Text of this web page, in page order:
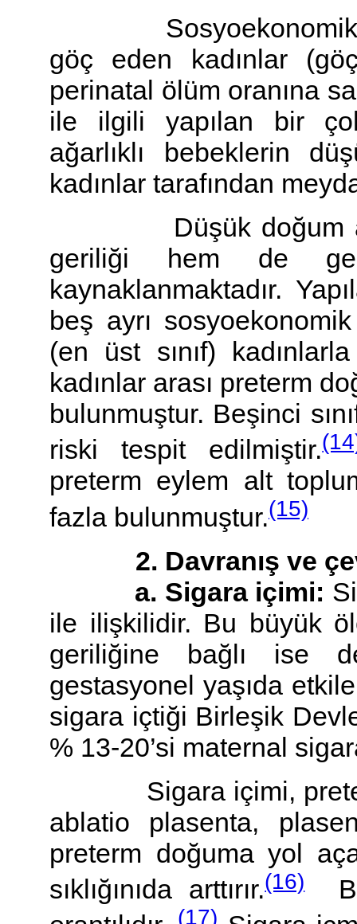
Sosyoekonomik
göç eden kadınlar
perinatal ölüm oranına
ile ilgili yapılan bir
ağarlıklı bebeklerin
kadınlar tarafından
Düşük doğum
geriliği hem de
kaynaklanmaktadır.
beş ayrı sosyoekonomik
(en üst sınıf)
kadınlar arası preterm
bulunmuştur. Beşinci
riski tespit edilmiştir.
preterm eylem alt
fazla bulunmuştur.(15)
2. Davranış ve
a. Sigara içimi:
ile ilişkilidir. Bu büyük
geriliğine bağlı ise
gestasyonel yaşıda
sigara içtiği Birleşik
% 13-20’si maternal
Sigara içimi,
ablatio plasenta,
preterm doğuma yol
sıklığınıda arttırır.(16)Bu
(17)